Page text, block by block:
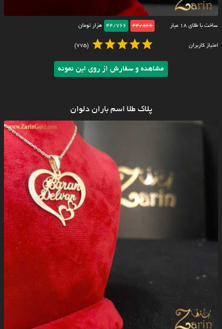
ساخت با طلای ۱۸ عیار 44/866
44/766 هزار تومان
امتیاز کاربران (775)
مشاهده و سفارش از روی این نمونه
پلاک طلا اسم باران دلوان